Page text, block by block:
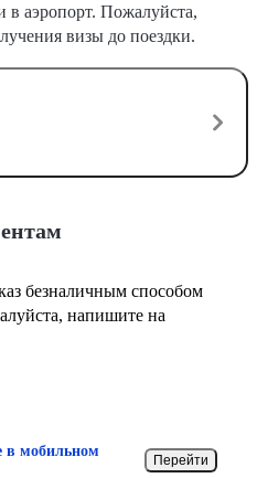
аэропорт. Пожалуйста,
визы до поездки.
безналичным способом
напишите на
в мобильном
Перейти